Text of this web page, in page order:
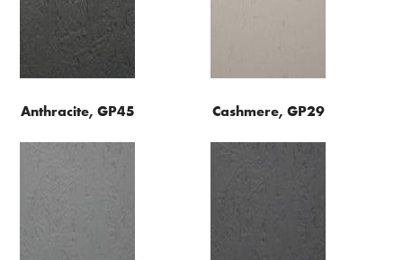
Anthracite, GP45 Cashmere, GP29